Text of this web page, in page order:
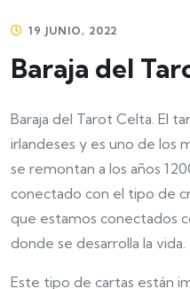
19 JUNIO, 2022
Baraja del
Baraja del Tarot Celta. El
irlandeses y es uno de los
se remontan a los años
conectado con el tipo de
que estamos conectados
donde se desarrolla la vida.
Este tipo de cartas están